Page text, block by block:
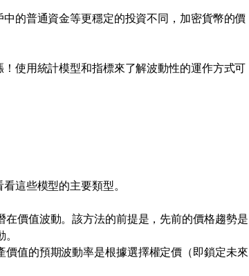
的普通資金等更穩定的投資不同，加密貨幣的價
使用統計模型和指標來了解波動性的運作方式可
這些模型的主要類型。
在價值波動。該方法的前提是，先前的價格趨勢是
價值的預期波動率是根據選擇權定價（即鎖定未來